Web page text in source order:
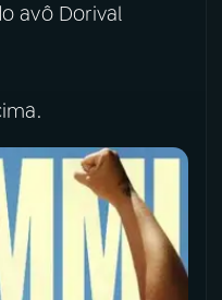
X
avô Dorival